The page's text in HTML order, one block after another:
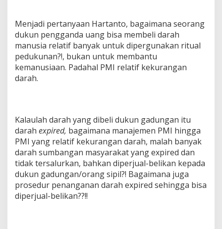
Menjadi pertanyaan Hartanto, bagaimana seorang
dukun pengganda uang bisa membeli darah
manusia relatif banyak untuk dipergunakan ritual
pedukunan?!, bukan untuk membantu
kemanusiaan. Padahal PMI relatif kekurangan
darah.
Kalaulah darah yang dibeli dukun gadungan itu
darah expired, bagaimana manajemen PMI hingga
PMI yang relatif kekurangan darah, malah banyak
darah sumbangan masyarakat yang expired dan
tidak tersalurkan, bahkan diperjual-belikan kepada
dukun gadungan/orang sipil?! Bagaimana juga
prosedur penanganan darah expired sehingga bisa
diperjual-belikan??!!